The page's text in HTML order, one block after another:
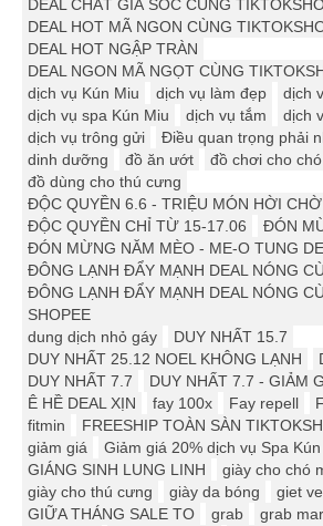
DEAL CHẤT GIÁ SỐC CÙNG
DEAL HOT MÃ NGON CÙNG
DEAL HOT NGẬP TRÀN
DEAL NGON MÃ NGỌT CÙNG
dịch vụ Kún Miu
dịch vụ làm đẹp
dịch
dịch vụ spa Kún Miu
dịch vụ tắm
dịch
dịch vụ trông gửi
Điều quan trọng phải
dinh dưỡng
đồ ăn ướt đồ chơi cho chó
đồ dùng cho thú cưng
ĐỘC QUYỀN 6.6 - TRIỆU MÓN HỜI
ĐỘC QUYỀN CHỈ TỪ 15-17.06
ĐÓN
ĐÓN MỪNG NĂM MÈO - ME-O TUNG
ĐÔNG LẠNH ĐẨY MẠNH DEAL NÓNG
ĐÔNG LẠNH ĐẨY MẠNH DEAL NÓNG
SHOPEE
dung dịch nhỏ gáy
DUY NHẤT 15.7
DUY NHẤT 25.12 ️️NOEL KHÔNG LẠNH
DUY NHẤT 7.7
DUY NHẤT 7.7 - GIẢM
Ê HỀ DEAL XỊN
fay 100x Fay repell
fitmin
FREESHIP TOÀN SÀN
giảm giá
Giảm giá 20% dịch vụ Spa
GIÁNG SINH LUNG LINH
giày cho chó
giày cho thú cưng
giày da bóng giet
GIỮA THÁNG SALE TO
grab grab